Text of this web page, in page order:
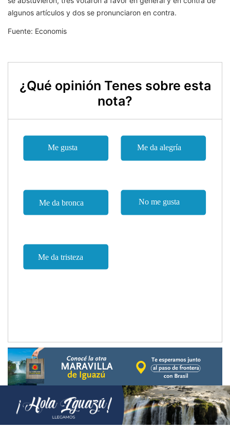
algunos artículos y dos se pronunciaron en contra.
Fuente: Economis
¿Qué opinión Tenes sobre esta
nota?